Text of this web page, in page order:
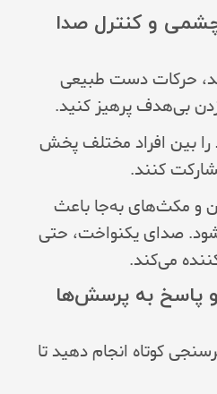
چشمی و کنترل صدا
حرکات دست طبیعی
بی‌هدف پرهیز کنید.
را بین افراد مختلف پخش
کنند.
و مکث‌های به‌جا باعث
صدای یکنواخت، حتی
می‌کند.
پاسخ به پرسش‌ها
کوتاه انجام دهید تا